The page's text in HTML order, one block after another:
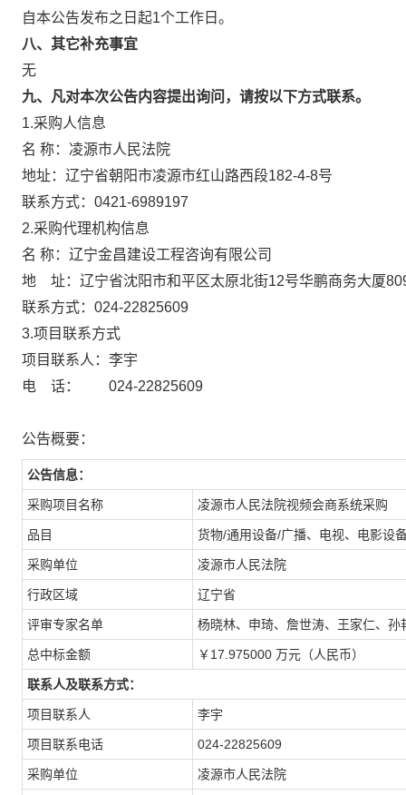
自本公告发布之日起1个工作日。
八、其它补充事宜
无
九、凡对本次公告内容提出询问，请按以下方式联系。
1.采购人信息
名 称：凌源市人民法院
地址：辽宁省朝阳市凌源市红山路西段182-
联系方式：0421-6989197
2.采购代理机构信息
名 称：辽宁金昌建设工程咨询有限
地 址：辽宁省沈阳市和平区太原北街12
联系方式：024-22825609
3.项目联系方式
项目联系人：李宇
电 话： 024-22825609
公告概要：
公告信息：
采购项目名称 凌源市人民法院视频会商系统采购
品目 货物/通用设备/广播、电视、电影设
采购单位 凌源市人民法院
行政区域 辽宁省
评审专家名单 杨晓林、申琦、詹世涛、王家仁、孙
总中标金额 ￥17.975000 万元（人民币）
联系人及联系方式：
项目联系人 李宇
项目联系电话 024-22825609
采购单位 凌源市人民法院